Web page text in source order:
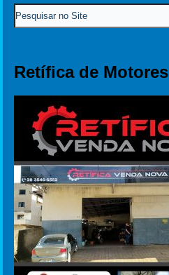
Retífica de Motores